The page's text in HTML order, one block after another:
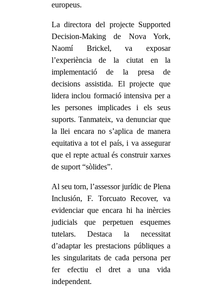
europeus.
La directora del projecte Supported
Decision-Making de Nova York,
Naomí Brickel, va exposar
l’experiència de la ciutat en la
implementació de la presa de
decisions assistida. El projecte que
lidera inclou formació intensiva per a
les persones implicades i els seus
suports. Tanmateix, va denunciar que
la llei encara no s’aplica de manera
equitativa a tot el país, i va assegurar
que el repte actual és construir xarxes
de suport “sòlides”.
Al seu torn, l’assessor jurídic de Plena
Inclusión, F. Torcuato Recover, va
evidenciar que encara hi ha inèrcies
judicials que perpetuen esquemes
tutelars. Destaca la necessitat
d’adaptar les prestacions públiques a
les singularitats de cada persona per
fer efectiu el dret a una vida
independent.